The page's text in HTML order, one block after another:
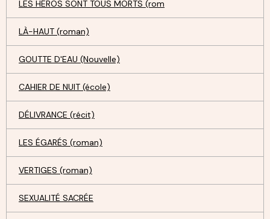
LES HÉROS SONT TOUS MORTS (rom
LÀ-HAUT (roman)
GOUTTE D'EAU (Nouvelle)
CAHIER DE NUIT (école)
DÉLIVRANCE (récit)
LES ÉGARÉS (roman)
VERTIGES (roman)
SEXUALITÉ SACRÉE